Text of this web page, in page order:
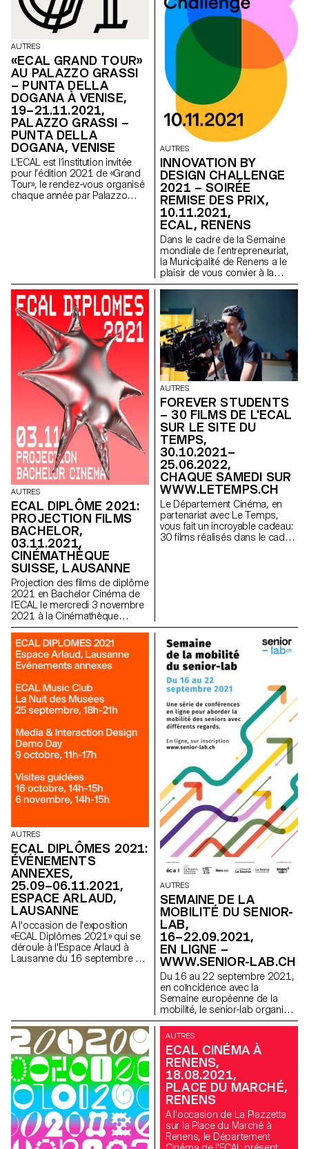
AUTRES
«ECAL GRAND TOUR»
AU PALAZZO GRASSI
– PUNTA DELLA
DOGANA À VENISE,
19–21.11.2021,
PALAZZO GRASSI –
PUNTA DELLA
DOGANA, VENISE
L'ECAL est l’institution invitée
pour l’édition 2021 de «Grand
Tour», le rendez-vous organisé
chaque année par Palazzo
AUTRES
INNOVATION BY
DESIGN CHALLENGE
2021 – SOIRÉE
REMISE DES PRIX,
10.11.2021,
ECAL, RENENS
Dans le cadre de la Semaine
mondiale de l’entrepreneuriat,
la Municipalité de Renens a le
plaisir de vous convier à la
soirée de remise des prix
Challenge.
AUTRES
ECAL DIPLÔME 2021:
PROJECTION FILMS
BACHELOR,
03.11.2021,
CINÉMATHÈQUE
SUISSE, LAUSANNE
Projection des films de diplôme
2021 en Bachelor Cinéma de
l’ECAL le mercredi 3 novembre
2021 à la Cinémathèque
suisse en présence des
étudiant·e·s.
AUTRES
FOREVER STUDENTS
– 30 FILMS DE L'ECAL
SUR LE SITE DU
TEMPS,
30.10.2021–
25.06.2022,
CHAQUE SAMEDI SUR
WWW.LETEMPS.CH
Le Département Cinéma, en
partenariat avec Le Temps,
vous fait un incroyable cadeau:
30 films réalisés dans le cadre
AUTRES
ECAL DIPLÔMES 2021:
ÉVÉNEMENTS
ANNEXES,
25.09–06.11.2021,
ESPACE ARLAUD,
LAUSANNE
A l'occasion de l'exposition
«ECAL Diplômes 2021» qui se
déroule à l'Espace Arlaud à
Lausanne du 16 septembre au
AUTRES
SEMAINE DE LA
MOBILITÉ DU SENIOR-
LAB,
16–22.09.2021,
EN LIGNE –
WWW.SENIOR-LAB.CH
Du 16 au 22 septembre 2021,
en coïncidence avec la
Semaine européenne de la
mobilité, le senior-lab organise
une série de conférences en
ligne pour aborder la
thématique de la mobilité des
seniors de différents points de
vue.
AUTRES
ECAL CINÉMA À
RENENS,
18.08.2021,
PLACE DU MARCHÉ,
RENENS
A l'occasion de La Piazzetta
sur la Place du Marché à
Renens, le Département